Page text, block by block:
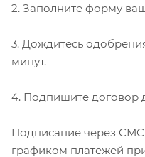
2. Заполните форму
3. Дождитесь
минут.
4. Подпишите договор
Подписание через
графиком платежей